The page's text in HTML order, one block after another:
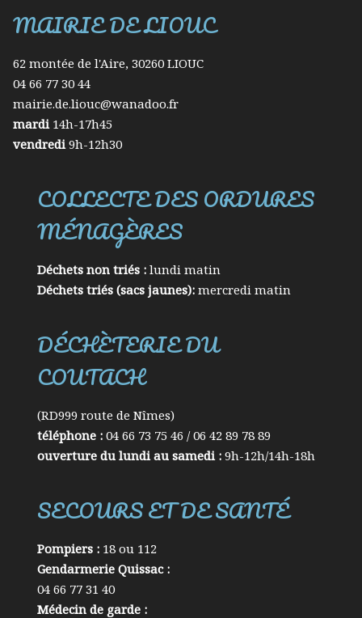
MAIRIE DE LIOUC
62 montée de l'Aire, 30260 LIOUC
04 66 77 30 44
mairie.de.liouc@wanadoo.fr
mardi14h-17h45
vendredi9h-12h30
COLLECTE DES ORDURES
MÉNAGÈRES
Déchets non triés :lundi matin
Déchets triés (sacs jaunes):mercredi matin
DÉCHÈTERIE DU
COUTACH
(RD999 route de Nîmes)
téléphone :04 66 73 75 46 / 06 42 89 78 89
ouverture du lundi au samedi :9h-12h/14h-18h
SECOURS ET DE SANTÉ
Pompiers :18 ou 112
Gendarmerie Quissac :
04 66 77 31 40
Médecin de garde :